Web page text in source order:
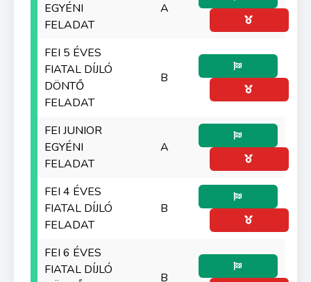
EGYÉNI
FELADAT
A
FEI 5 ÉVES
FIATAL DÍJLÓ
DÖNTŐ
FELADAT
B
FEI JUNIOR
EGYÉNI
FELADAT
A
FEI 4 ÉVES
FIATAL DÍJLÓ
FELADAT
B
FEI 6 ÉVES
FIATAL DÍJLÓ
B